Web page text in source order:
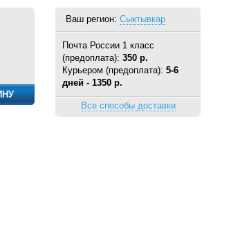
Ваш регион: Сыктывкар
Почта России 1 класс
(предоплата): 350 р.
Курьером (предоплата): 5-6
дней - 1350 р.
Все способы доставки